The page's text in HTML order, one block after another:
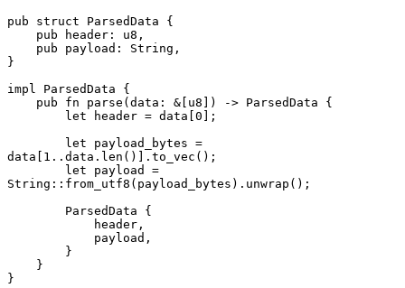
pub struct ParsedData {
    pub header: u8,
    pub payload: String,
}
impl ParsedData {
    pub fn parse(data: &[u8]) -> ParsedData {
        let header = data[0];
data[1..data.len()].to_vec();
String::from_utf8(payload_bytes).unwrap();
        ParsedData {
            header,
            payload,
        }
    }
}